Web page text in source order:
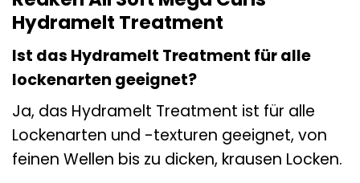
Hydramelt Treatment
Ist das Hydramelt Treatment für alle
lockenarten geeignet?
Ja, das Hydramelt Treatment ist für alle
Lockenarten und -texturen geeignet, von
feinen Wellen bis zu dicken, krausen Locken.